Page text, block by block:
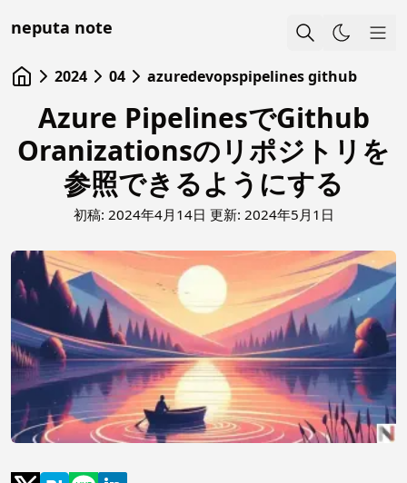
neputa note
2024
04 azuredevopspipelines github
Azure PipelinesでGithub
Oranizationsのリポジトリを
参照できるようにする
初稿: 2024年4月14日 更新: 2024年5月1日